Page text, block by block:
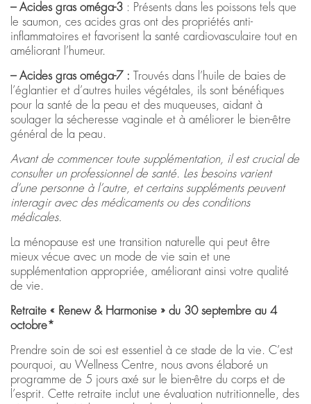
– Acides gras oméga-3 : Présents dans les poissons tels que
le saumon, ces acides gras ont des propriétés anti-
inflammatoires et favorisent la santé cardiovasculaire tout en
améliorant l’humeur.
– Acides gras oméga-7 : Trouvés dans l’huile de baies de
l’églantier et d’autres huiles végétales, ils sont bénéfiques
pour la santé de la peau et des muqueuses, aidant à
soulager la sécheresse vaginale et à améliorer le bien-être
général de la peau.
Avant de commencer toute supplémentation, il est crucial de
consulter un professionnel de santé. Les besoins varient
d’une personne à l’autre, et certains suppléments peuvent
interagir avec des médicaments ou des conditions
médicales.
La ménopause est une transition naturelle qui peut être
mieux vécue avec un mode de vie sain et une
supplémentation appropriée, améliorant ainsi votre qualité
de vie.
Retraite « Renew & Harmonise » du 30 septembre au 4
octobre*
Prendre soin de soi est essentiel à ce stade de la vie. C’est
pourquoi, au Wellness Centre, nous avons élaboré un
programme de 5 jours axé sur le bien-être du corps et de
l’esprit. Cette retraite inclut une évaluation nutritionnelle, des